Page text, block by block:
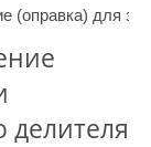
(оправка) для
делителя